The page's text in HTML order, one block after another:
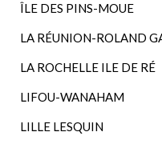
ÎLE DES PINS-MOUE
LA RÉUNION-ROLAND
LA ROCHELLE ILE DE RÉ
LIFOU-WANAHAM
LILLE LESQUIN